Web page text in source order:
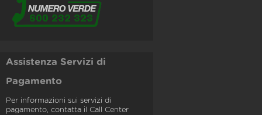
Assistenza Servizi di
Pagamento
Per informazioni sui servizi di
pagamento, contatta il Call Center